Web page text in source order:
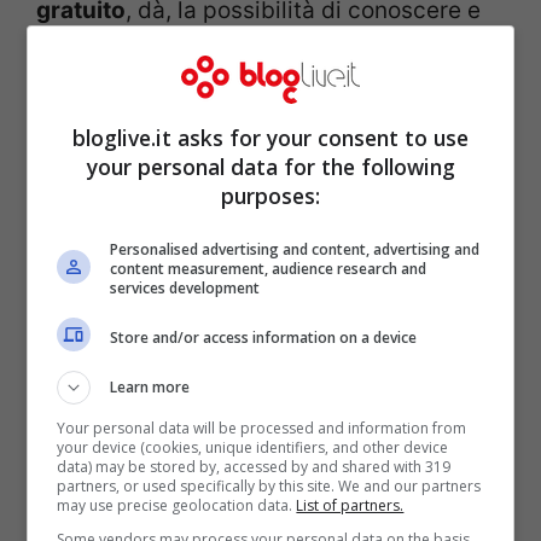
gratuito, dà, la possibilità di conoscere e
apprezzare l’oggetto sconosciuto che tieni
tra le mani, e del quale intendi migliorarne
la prestazione. Ottenere delle belle
fotografie con la fotocamera digitalenon è
difficile, ma è anche vero, che puoi
migliorarti tanto, basta seguendo pochi
semplici passi.
corsi di fotografia digitale
sempre più avvento nel mondo della
digitalizzazione, proprio per i motivi sopra
citati, vedremo di parlarne più
bloglive.it asks for your consent to use
your personal data for the following
purposes:
Personalised advertising and content, advertising and
content measurement, audience research and
services development
Store and/or access information on a device
Learn more
Your personal data will be processed and information from
your device (cookies, unique identifiers, and other device
data) may be stored by, accessed by and shared with 319
partners, or used specifically by this site. We and our partners
may use precise geolocation data. List of partners.